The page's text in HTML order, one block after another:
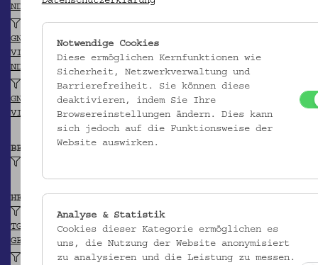
NDB/ADB
Poach, Andreas (?)
GND
VIAF
NDB/ADB
Richtzenhan, Donat (?)
GND
VIAF
BEITRAGENDE/R
HERKUNFT
Jena (?)
TGN
GEONAMES
Kravařsko (Region)
Notwendige Cookies
Diese ermöglichen Kernfunktionen wie
Sicherheit, Netzwerkverwaltung und
Barrierefreiheit. Sie können diese
deaktivieren, indem Sie Ihre
Browsereinstellungen ändern. Dies kann
sich jedoch auf die Funktionsweise der
Website auswirken.
Analyse & Statistik
Cookies dieser Kategorie ermöglichen es
uns, die Nutzung der Website anonymisiert
zu analysieren und die Leistung zu messen.